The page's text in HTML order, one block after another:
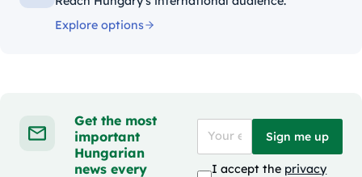
Explore options
Get the most
important
Hungarian
news every
Sign me up
I accept the privacy